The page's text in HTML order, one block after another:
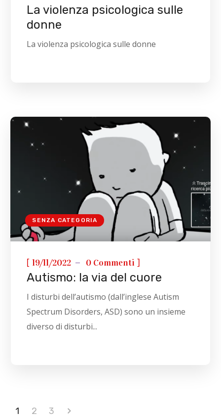
La violenza psicologica sulle
donne
La violenza psicologica sulle donne
SENZA CATEGORIA
[19/11/2022 0 Commenti ]
Autismo: la via del cuore
I disturbi dell’autismo (dall’inglese Autism
Spectrum Disorders, ASD) sono un insieme
diverso di disturbi...
1 2 3